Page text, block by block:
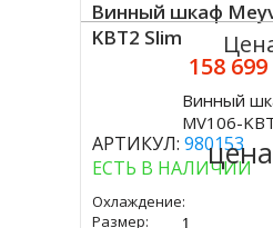
Винный шкаф
KBT2 Slim
АРТИКУЛ: 980153
ЕСТЬ В НАЛИЧИИ
Охлаждение:
Размер:
158
Винный
MV106-